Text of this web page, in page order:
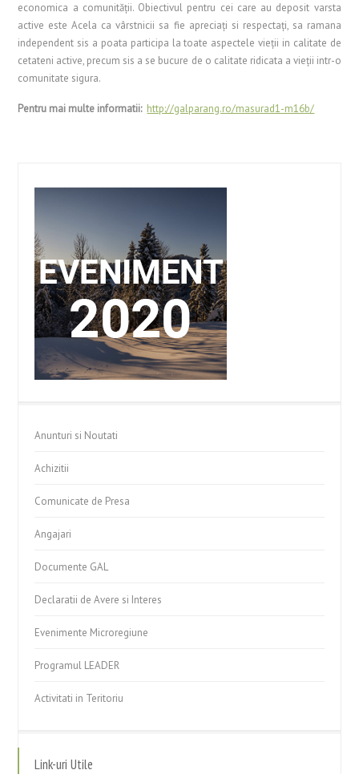
economica a comunităţii. Obiectivul pentru cei care au deposit varsta
active este Acela ca vârstnicii sa fie apreciaţi si respectaţi, sa ramana
independent sis a poata participa la toate aspectele vieţii in calitate de
cetateni active, precum sis a se bucure de o calitate ridicata a vieţii intr-o
comunitate sigura.
Pentru mai multe informatii: http://galparang.ro/masurad1-m16b/
Anunturi si Noutati
Achizitii
Comunicate de Presa
Angajari
Documente GAL
Declaratii de Avere si Interes
Evenimente Microregiune
Programul LEADER
Activitati in Teritoriu
Link-uri Utile